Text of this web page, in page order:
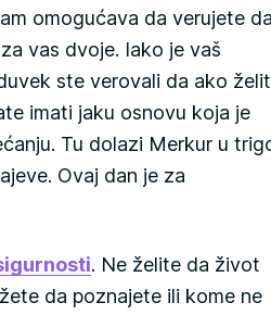
omogućava da verujete da
vas dvoje. Iako je vaš
ste verovali da ako
imati jaku osnovu koja je
Tu dolazi Merkur u
Ovaj dan je za
. Ne želite da život
da poznajete ili kome ne